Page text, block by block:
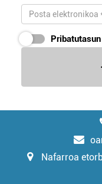
Nafarroa